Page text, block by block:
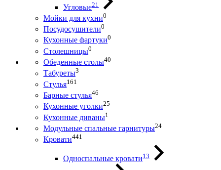
Угловые21
Мойки для кухни0
Посудосушители0
Кухонные фартуки0
Столешницы0
Обеденные столы40
Табуреты3
Стулья161
Барные стулья46
Кухонные уголки25
Кухонные диваны1
Модульные спальные гарнитуры24
Кровати441
Односпальные кровати13